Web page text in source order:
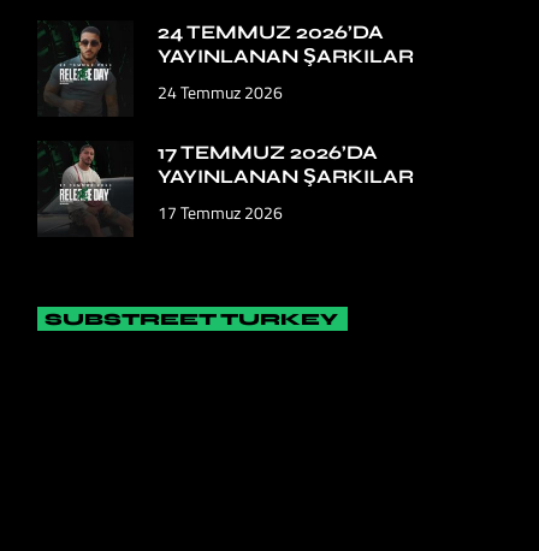
24 TEMMUZ 2026’DA
YAYINLANAN ŞARKILAR
24 Temmuz 2026
17 TEMMUZ 2026’DA
YAYINLANAN ŞARKILAR
17 Temmuz 2026
SUBSTREET TURKEY